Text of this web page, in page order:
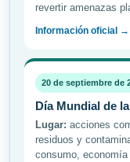
revertir amenazas
Información oficial →
20 de septiembre de
Día Mundial de
Lugar: acciones
residuos y
consumo,